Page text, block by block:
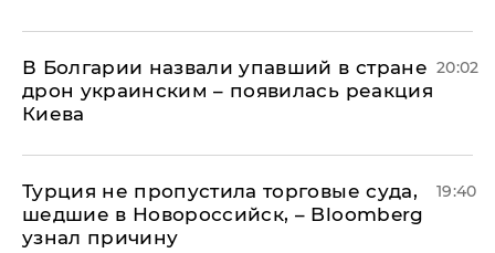
В Болгарии назвали упавший в стране
дрон украинским – появилась реакция
Киева
20:02
Турция не пропустила торговые суда,
шедшие в Новороссийск, – Bloomberg
узнал причину
19:40